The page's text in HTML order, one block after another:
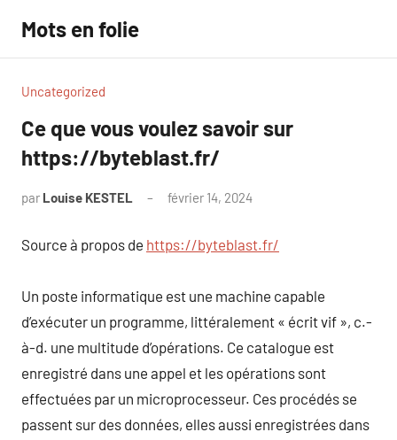
contenu
Mots en folie
Uncategorized
Ce que vous voulez savoir sur
https://byteblast.fr/
par Louise KESTEL février 14, 2024
Source à propos de https://byteblast.fr/
Un poste informatique est une machine capable
d’exécuter un programme, littéralement « écrit vif », c.-
à-d. une multitude d’opérations. Ce catalogue est
enregistré dans une appel et les opérations sont
effectuées par un microprocesseur. Ces procédés se
passent sur des données, elles aussi enregistrées dans